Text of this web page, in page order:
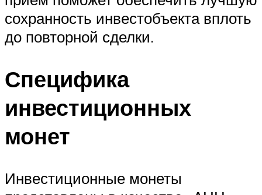
сохранность инвестобъекта вплоть
до повторной сделки.
Специфика
инвестиционных
монет
Инвестиционные монеты